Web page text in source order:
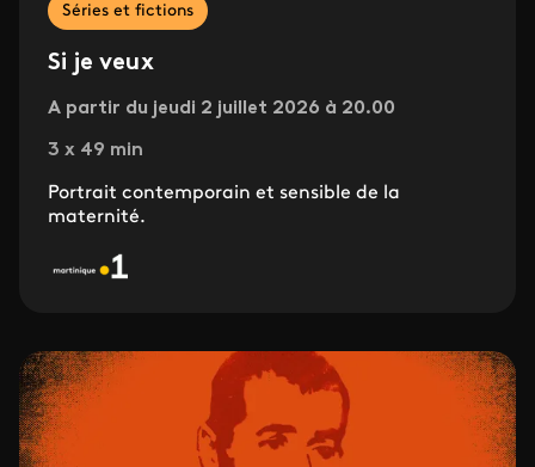
Séries et fictions
Si je veux
A partir du jeudi 2 juillet 2026 à 20.00
3 x 49 min
Portrait contemporain et sensible de la
maternité.